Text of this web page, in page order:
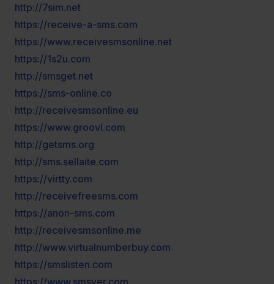
http://7sim.net
https://receive-a-sms.com
https://www.receivesmsonline.net
https://1s2u.com
http://smsget.net
https://sms-online.co
http://receivesmsonline.eu
https://www.groovl.com
http://getsms.org
http://sms.sellaite.com
https://virtty.com
http://receivefreesms.com
https://anon-sms.com
http://receivesmsonline.me
http://www.virtualnumberbuy.com
https://smslisten.com
https://www.smsver.com